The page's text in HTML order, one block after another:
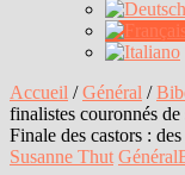
Accueil /Général /
finalistes couronnés de
Finale des castors :
Susanne Thut Général